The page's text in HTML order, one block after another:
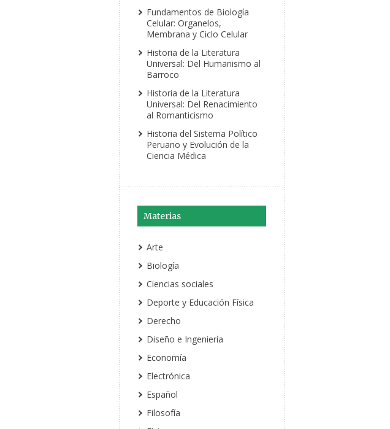
Fundamentos de Biología
Celular: Organelos,
Membrana y Ciclo Celular
Historia de la Literatura
Universal: Del Humanismo al
Barroco
Historia de la Literatura
Universal: Del Renacimiento
al Romanticismo
Historia del Sistema Político
Peruano y Evolución de la
Ciencia Médica
Materias
Arte
Biología
Ciencias sociales
Deporte y Educación Física
Derecho
Diseño e Ingeniería
Economía
Electrónica
Español
Filosofía